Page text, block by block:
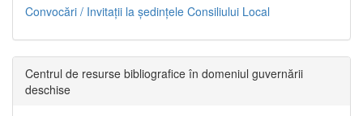
Convocări / Invitaţii la şedinţele Consiliului Local
Centrul de resurse bibliografice în domeniul guvernării
deschise